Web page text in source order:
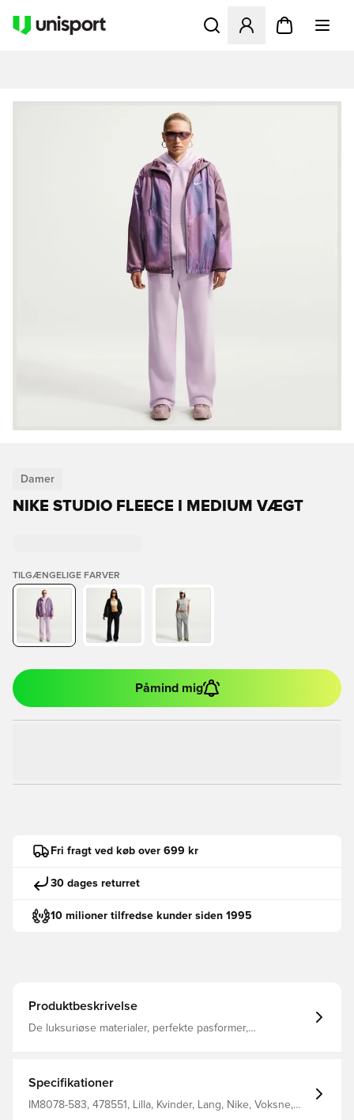
Åbner en Modal til at
Damer
NIKE STUDIO FLEECE I MEDIUM VÆGT
TILGÆNGELIGE FARVER
Påmind mig
Fri fragt ved køb over 699 kr
30 dages returret
10 milioner tilfredse kunder siden 1995
Produktbeskrivelse
De luksuriøse materialer, perfekte pasformer,
glat forside og en blød, børstet finish.
Specifikationer
IM8078-583, 478551, Lilla, Kvinder, Lang, Nike, Voksne,